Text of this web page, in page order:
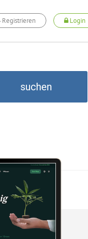
Registrieren Login
suchen